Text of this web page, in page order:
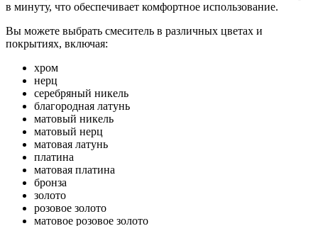
в минуту, что обеспечивает комфортное использование.
Вы можете выбрать смеситель в различных цветах и
покрытиях, включая:
хром
нерц
серебряный никель
благородная латунь
матовый никель
матовый нерц
матовая латунь
платина
матовая платина
бронза
золото
розовое золото
матовое розовое золото